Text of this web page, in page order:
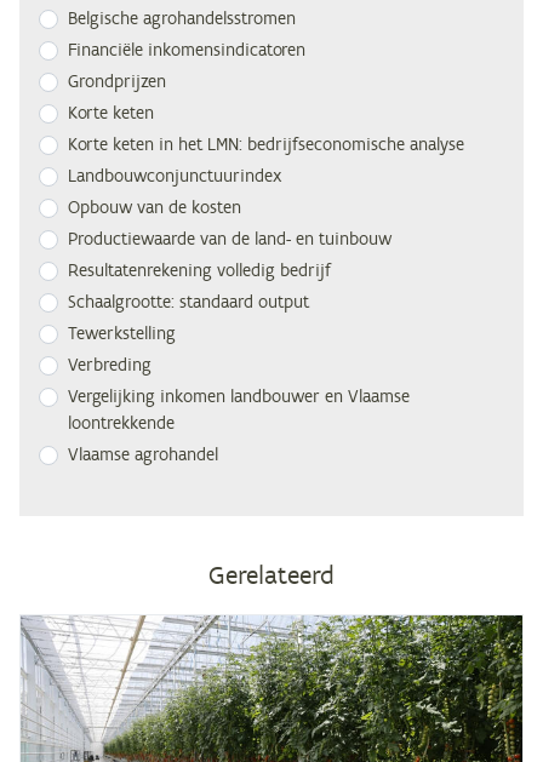
Bel­gi­sche agrohandelsstromen
Fi­nan­ci­ë­le inkomensindicatoren
Grond­prij­zen
Kor­te keten
Kor­te ke­ten in het LMN: be­drijfs­eco­no­mi­sche analyse
Land­bouw­con­junc­tuur­in­dex
Op­bouw van de kosten
Pro­duc­tie­waar­de van de land- en tuinbouw
Re­sul­ta­ten­re­ke­ning vol­le­dig bedrijf
Schaal­groot­te: stan­daard output
Te­werk­stel­ling
Ver­bre­ding
Ver­ge­lij­king in­ko­men land­bou­wer en Vlaam­se
loontrekkende
Vlaam­se agrohandel
Gerelateerd